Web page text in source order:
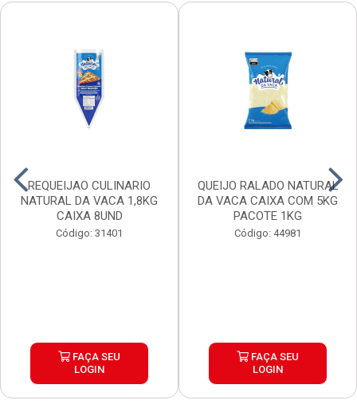
REQUEIJAO CULINARIO
NATURAL DA VACA 1,8KG
CAIXA 8UND
Código: 31401
FAÇA SEU
LOGIN
QUEIJO RALADO NATURAL
DA VACA CAIXA COM 5KG
PACOTE 1KG
Código: 44981
FAÇA SEU
LOGIN